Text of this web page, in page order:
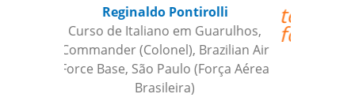
tem relativa autonomia
foi uma grande ajuda.””
Claudia Taglich
Curso de Italiano em Long Island,